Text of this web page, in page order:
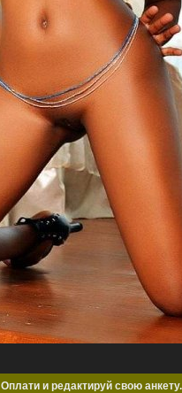
Oплати и редактируй свою анкету.